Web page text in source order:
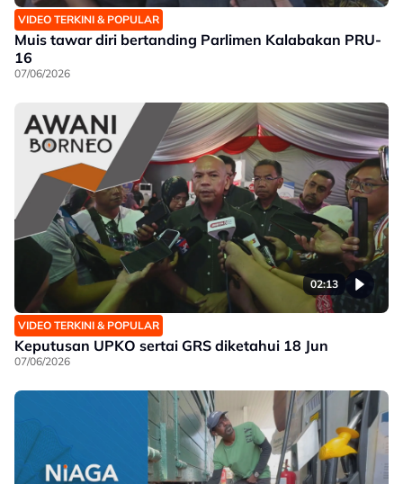
VIDEO TERKINI & POPULAR
Muis tawar diri bertanding Parlimen Kalabakan PRU-
16
07/06/2026
02:13
VIDEO TERKINI & POPULAR
Keputusan UPKO sertai GRS diketahui 18 Jun
07/06/2026